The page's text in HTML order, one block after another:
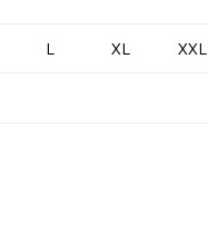
L XL XXL